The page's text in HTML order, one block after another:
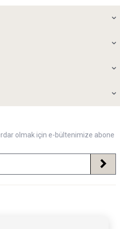
olmak için e-bültenimize abone